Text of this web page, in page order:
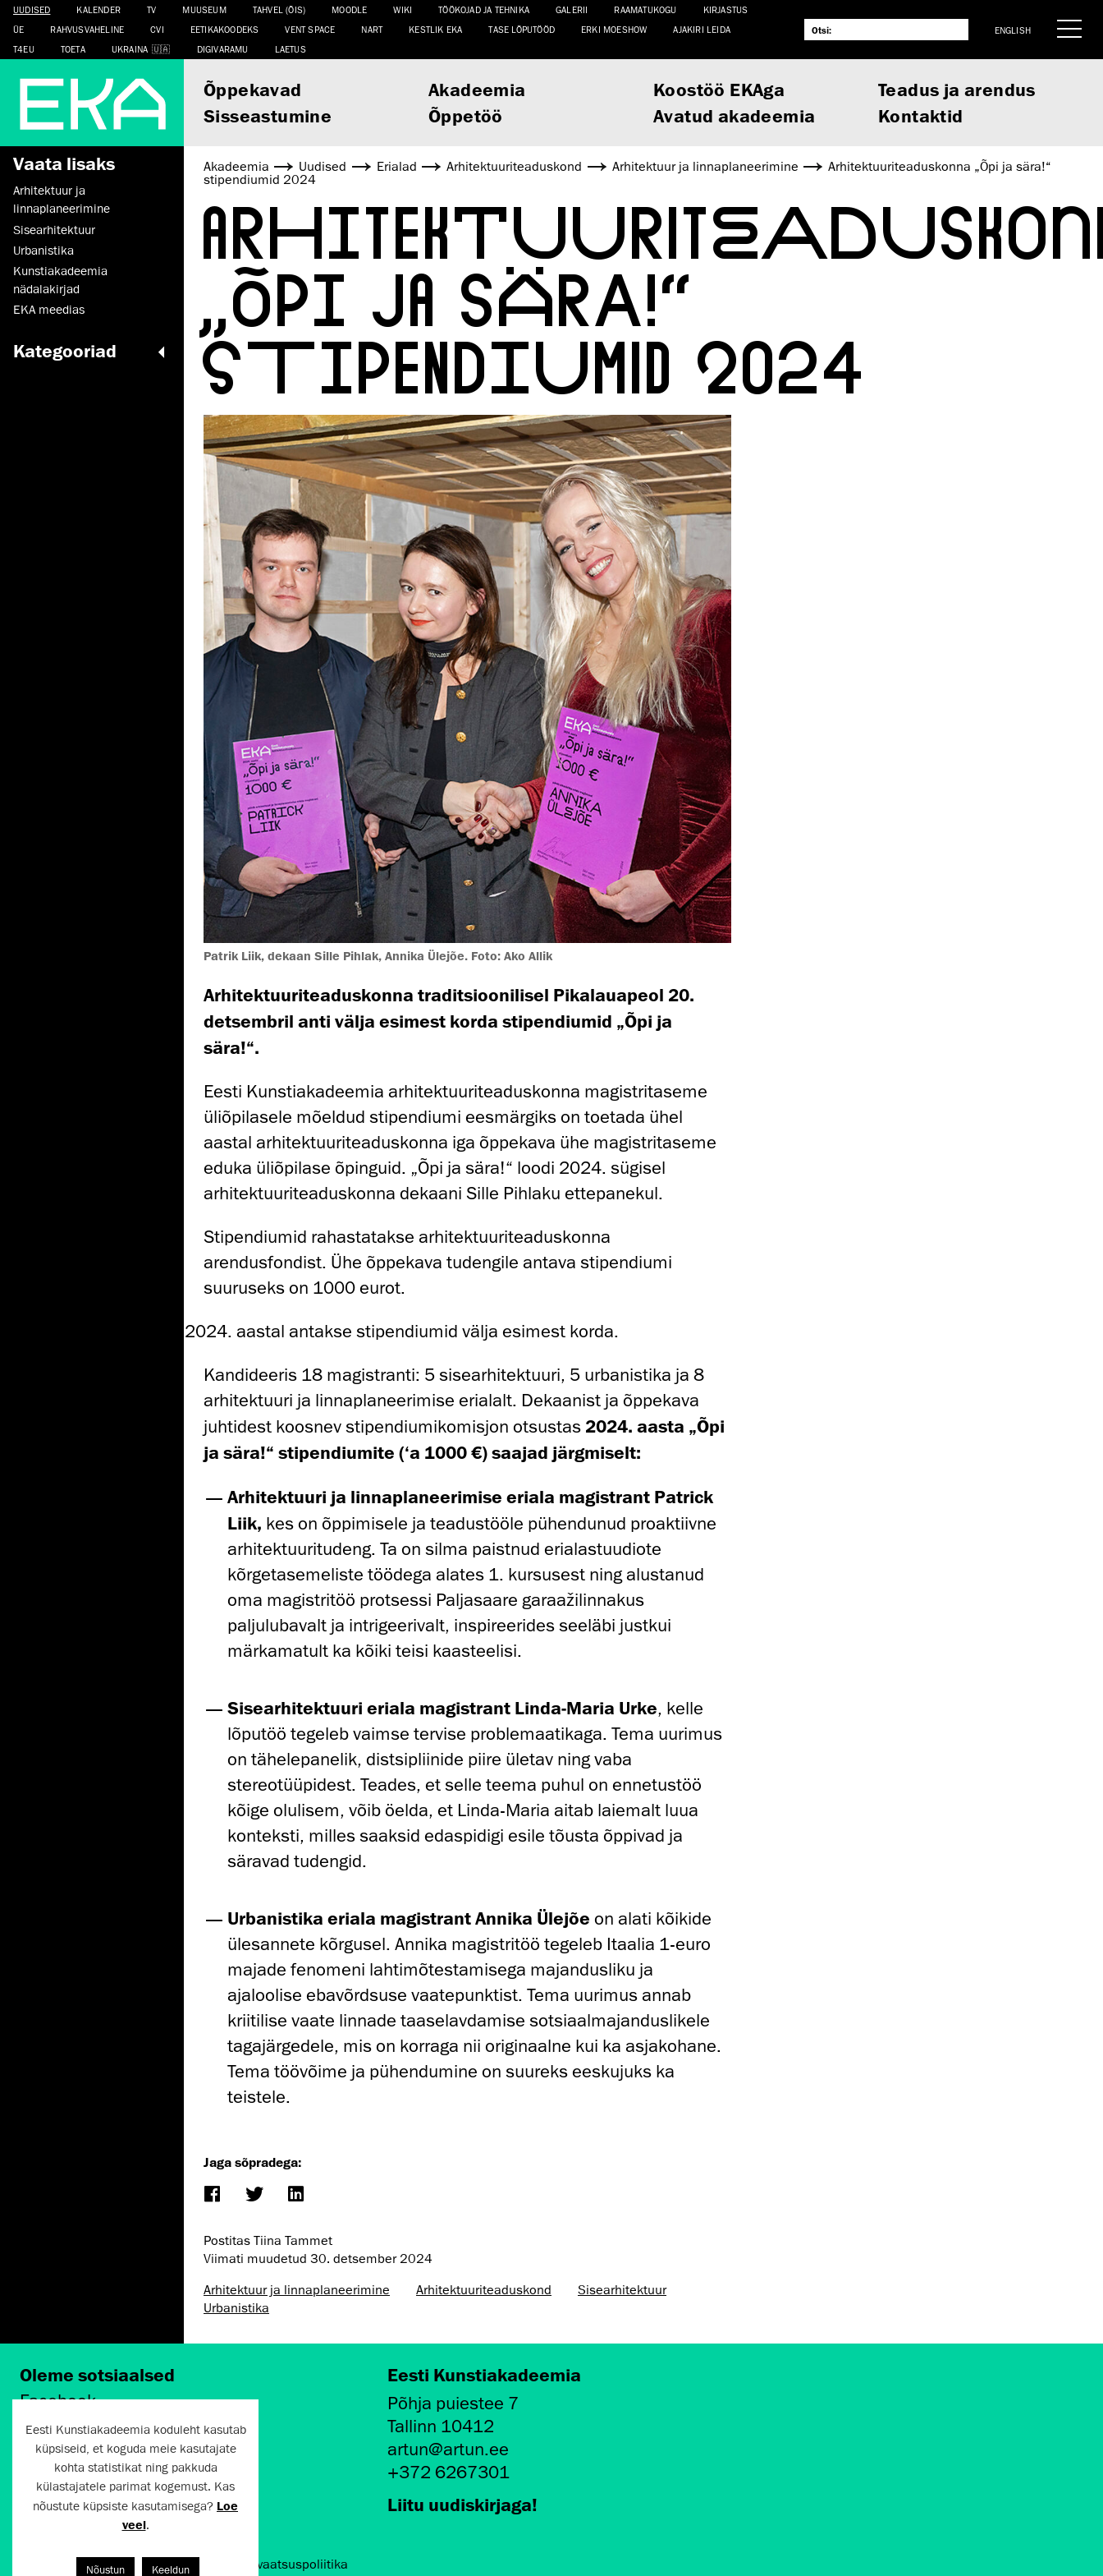
UUDISED KALENDER TV MUUSEUM TAHVEL (ÕIS) MOODLE WIKI TÖÖKOJAD JA TEHNIKA GALERII RAAMATUKOGU
KIRJASTUS
ÜE
RAHVUSVAHELINE CVI EETIKAKOODEKS VENT SPACE NART KESTLIK EKA TASE LÕPUTÖÖD ERKI MOESHOW
AJAKIRI LEIDA
T4EU
TOETA UKRAINA DIGIVARAMU LAETUS
ENGLISH
Õppekavad Akadeemia Koostöö EKAga
Teadus ja arendus
Sisseastumine
Õppetöö Avatud akadeemia Kontaktid
Vaata lisaks
Arhitektuur ja
linnaplaneerimine
Sisearhitektuur
Urbanistika
Kunstiakadeemia
nädalakirjad
EKA meedias
Kategooriad
Akadeemia Uudised Erialad Arhitektuuri­teaduskond Arhitektuur ja linnaplaneerimine
Arhitektuuriteaduskonna „Õpi ja sära!“
stipendiumid 2024
„ÕPI JA SÄRA!“
STIPENDIUMID 2024
Patrik Liik, dekaan Sille Pihlak, Annika Ülejõe. Foto: Ako Allik
Arhitektuuriteaduskonna traditsioonilisel Pikalauapeol 20.
detsembril anti välja esimest korda stipendiumid „Õpi ja
sära!“.
Eesti Kunstiakadeemia arhitektuuriteaduskonna magistritaseme
üliõpilasele mõeldud stipendiumi eesmärgiks on toetada ühel
aastal arhitektuuriteaduskonna iga õppekava ühe magistritaseme
eduka üliõpilase õpinguid. „Õpi ja sära!“ loodi 2024. sügisel
arhitektuuriteaduskonna dekaani Sille Pihlaku ettepanekul.
Stipendiumid rahastatakse arhitektuuriteaduskonna
arendusfondist. Ühe õppekava tudengile antava stipendiumi
suuruseks on 1000 eurot.
aastal antakse stipendiumid välja esimest korda.
Kandideeris 18 magistranti: 5 sisearhitektuuri, 5 urbanistika ja 8
arhitektuuri ja linnaplaneerimise erialalt. Dekaanist ja õppekava
juhtidest koosnev stipendiumikomisjon otsustas 2024. aasta „Õpi
ja sära!“ stipendiumite (‘a 1000 €) saajad järgmiselt:
Arhitektuuri ja linnaplaneerimise eriala magistrant Patrick
Liik, kes on õppimisele ja teadustööle pühendunud proaktiivne
arhitektuuritudeng. Ta on silma paistnud erialastuudiote
kõrgetasemeliste töödega alates 1. kursusest ning alustanud
oma magistritöö protsessi Paljasaare garaažilinnakus
paljulubavalt ja intrigeerivalt, inspireerides seeläbi justkui
märkamatult ka kõiki teisi kaasteelisi.
Sisearhitektuuri eriala magistrant Linda-Maria Urke, kelle
lõputöö tegeleb vaimse tervise problemaatikaga. Tema uurimus
on tähelepanelik, distsipliinide piire ületav ning vaba
stereotüüpidest. Teades, et selle teema puhul on ennetustöö
kõige olulisem, võib öelda, et Linda-Maria aitab laiemalt luua
konteksti, milles saaksid edaspidigi esile tõusta õppivad ja
säravad tudengid.
Urbanistika eriala magistrant Annika Ülejõe on alati kõikide
ülesannete kõrgusel. Annika magistritöö tegeleb Itaalia 1-euro
majade fenomeni lahtimõtestamisega majandusliku ja
ajaloolise ebavõrdsuse vaatepunktist. Tema uurimus annab
kriitilise vaate linnade taaselavdamise sotsiaalmajanduslikele
tagajärgedele, mis on korraga nii originaalne kui ka asjakohane.
Tema töövõime ja pühendumine on suureks eeskujuks ka
teistele.
Jaga sõpradega:
Postitas Tiina Tammet
Viimati muudetud 30. detsember 2024
Arhitektuur ja linnaplaneerimine
Arhitektuuri­teaduskond
Sisearhitektuur
Urbanistika
Oleme sotsiaalsed
Facebook
Twitter
LinkedIn
Flickr
Vimeo
YouTube
Eesti Kunstiakadeemia
Põhja puiestee 7
Tallinn 10412
artun@artun.ee
+372 6267301
Liitu uudiskirjaga!
Artun.ee 2024 Kasutustingimused ja privaatsuspoliitika
Eesti Kunstiakadeemia koduleht kasutab
küpsiseid, et koguda meie kasutajate
kohta statistikat ning pakkuda
külastajatele parimat kogemust. Kas
nõustute küpsiste kasutamisega? Loe
veel.
Nõustun Keeldun